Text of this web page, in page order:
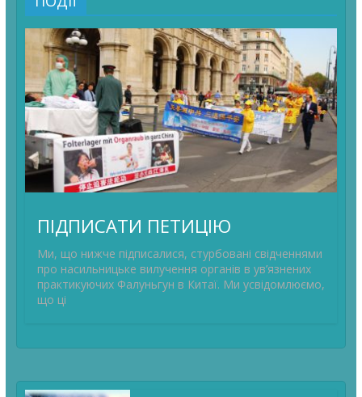
ПІДПИСАТИ ПЕТИЦІЮ
Ми, що нижче підписалися, стурбовані свідченнями
про насильницьке вилучення органів в ув’язнених
практикуючих Фалуньгун в Китаї. Ми усвідомлюємо,
що ці